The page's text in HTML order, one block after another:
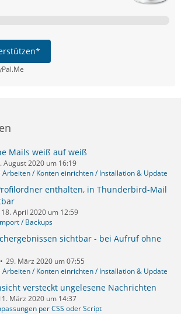
Mails weiß auf weiß
August 2020 um 16:19
/ Konten einrichten / Installation & Update
enthalten, in Thunderbird-Mail
18. April 2020 um 12:59
/ Backups
sichtbar - bei Aufruf ohne
29. März 2020 um 07:55
/ Konten einrichten / Installation & Update
versteckt ungelesene Nachrichten
März 2020 um 14:37
per CSS oder Script